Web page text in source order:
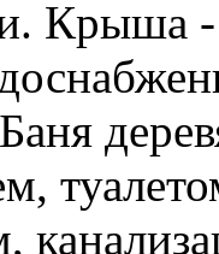
Крыша